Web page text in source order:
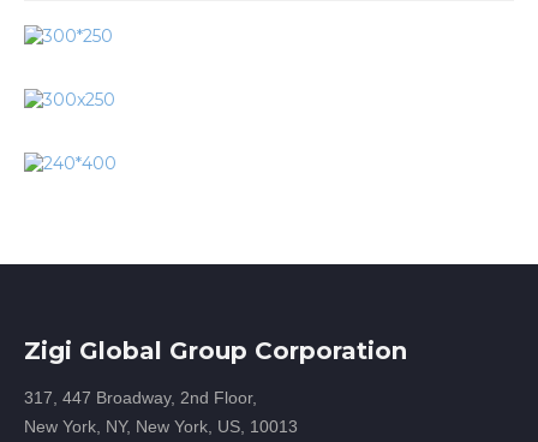
Zigi Global Group Corporation
317, 447 Broadway, 2nd Floor,
New York, NY, New York, US, 10013